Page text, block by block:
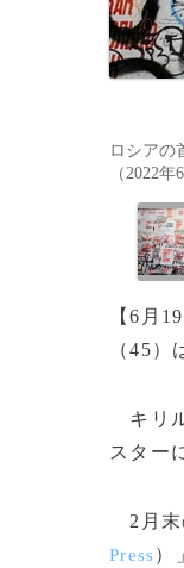
ロシアの
（2022
【6月
（45
キリ
スター
2月末
Press）